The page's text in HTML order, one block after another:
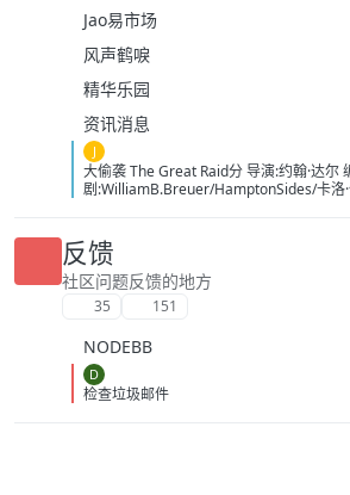
Jao易市场
风声鹤唳
精华乐园
资讯消息
J
大偷袭 The Great Raid分 导演:约翰·达尔
剧:WilliamB.Breuer/HamptonSides/卡洛
曼辛托斯/杰里米·卡拉汉/ScottMcLean/保
德/萨姆·沃辛顿/RoystonInnes/卢克·佩格勒
雷特·塔克/KristianSchmid/瓦维克·杨/
·费因斯/马尔顿·索克斯/罗根·马歇尔-格林/
里斯托弗·詹姆斯·贝克/康妮·尼尔森/娜塔
泉原丰/保罗·纳高奇/DavidChamberlain/宇
诺/RichardJoson/KennethMoraleda/卓丹·
顿/JacksonRaine/道格拉斯·麦克阿瑟/富兰
冈野/HidekiTojo 类型:剧情/动作/战争 制片
反馈
社区问题反馈的地方
35 151
NODEBB
D
检查垃圾邮件